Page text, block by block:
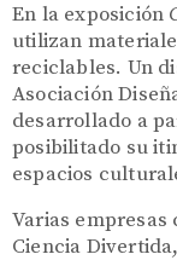
En la exposición
utilizan
reciclables. Un
Asociación
desarrollado a
posibilitado su
espacios
Varias empresas
Ciencia